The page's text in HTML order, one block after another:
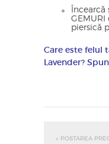
Încearcă
GEMURI
piersică
Care este felul
Lavender?
« POSTAREA